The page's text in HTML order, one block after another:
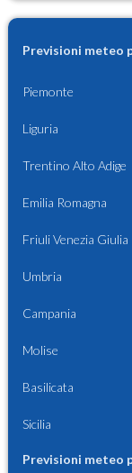
Previsioni meteo
Piemonte
Liguria
Trentino Alto Adige
Emilia Romagna
Friuli Venezia Giulia
Umbria
Campania
Molise
Basilicata
Sicilia
Previsioni meteo